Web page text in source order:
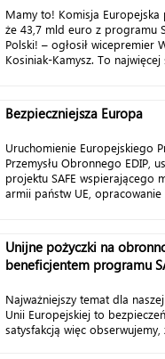
Mamy to! Komisja Europejska
że 43,7 mld euro z programu
Polski! – ogłosił wicepremier
Kosiniak-Kamysz. To
Bezpieczniejsza Europa
Uruchomienie Europejskiego
Przemysłu Obronnego EDIP,
projektu SAFE wspierającego
armii państw UE, opracowanie
Unijne pożyczki na
beneficjentem programu
Najważniejszy temat dla
Unii Europejskiej to
satysfakcją więc obserwujemy,